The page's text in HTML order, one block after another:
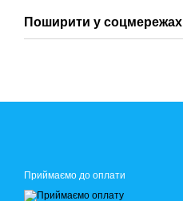
Поширити у соцмережах
Приймаємо до оплати